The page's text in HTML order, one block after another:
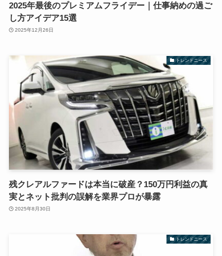
2025年最後のプレミアムフライデー｜仕事納めの過ご
し方アイデア15選
2025年12月26日
トレンドニース
残クレアルファードは本当に破産？150万円利益の真
実とネット批判の誤解を業界プロが暴露
2025年8月30日
トレンドニース